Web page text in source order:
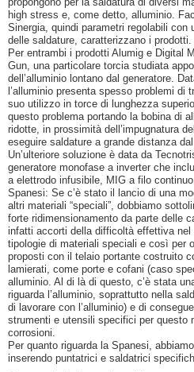
high stress e, come detto, alluminio.
Sinergia, quindi parametri regolabili con
delle saldature, caratterizzano i prodotti.
Per entrambi i prodotti Alumig e Digital
Gun, una particolare torcia studiata
dell’alluminio lontano dal generatore.
l’alluminio presenta spesso problemi di
suo utilizzo in torce di lunghezza
questo problema portando la bobina di
ridotte, in prossimità dell’impugnatura
eseguire saldature a grande distanza
Un’ulteriore soluzione è data da
generatore monofase a inverter che
a elettrodo infusibile, MIG a filo
Spanesi: Se c’è stato il lancio di una
altri materiali “speciali”, dobbiamo
forte ridimensionamento da parte delle
infatti accorti della difficoltà effettiva nel
tipologie di materiali speciali e così per
proposti con il telaio portante costruito
lamierati, come porte e cofani (caso
alluminio. Al di là di questo, c’è stata
riguarda l’alluminio, soprattutto nella
di lavorare con l’alluminio) e di
strumenti e utensili specifici per questo
corrosioni.
Per quanto riguarda la Spanesi,
inserendo puntatrici e saldatrici